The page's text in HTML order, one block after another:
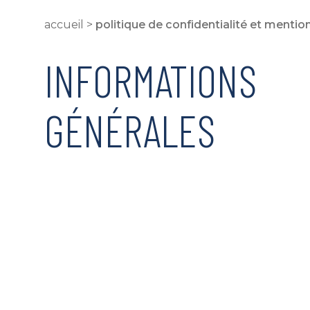
accueil > politique de confidentialité et
INFORMATIONS
GÉNÉRALES